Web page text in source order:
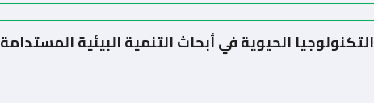
التكنولوجيا الحيوية في أبحاث التنمية البيئية المستدامة